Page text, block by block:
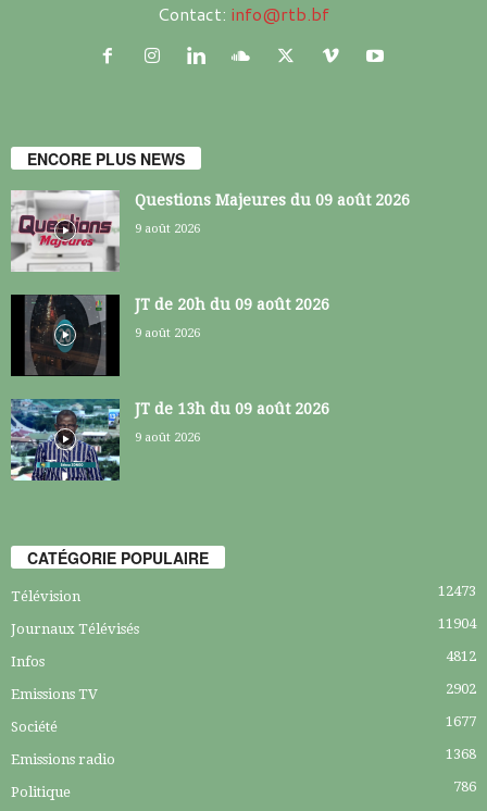
Contact: info@rtb.bf
ENCORE PLUS NEWS
Questions Majeures du 09 août 2026
9 août 2026
JT de 20h du 09 août 2026
9 août 2026
JT de 13h du 09 août 2026
9 août 2026
CATÉGORIE POPULAIRE
Télévision 12473
Journaux Télévisés 11904
Infos 4812
Emissions TV 2902
Société 1677
Emissions radio 1368
Politique 786